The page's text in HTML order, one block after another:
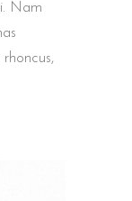
Nam